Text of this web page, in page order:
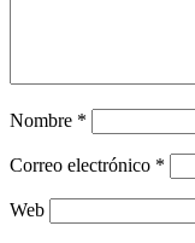
Nombre *
Correo electrónico *
Web